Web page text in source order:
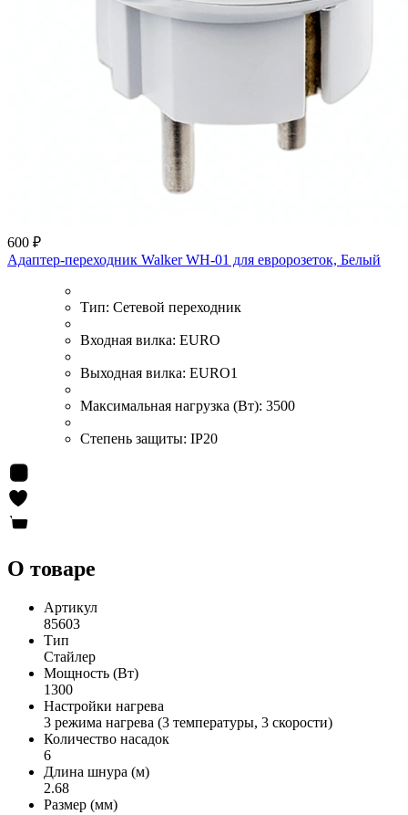
600 ₽
Адаптер-переходник Walker WH-01 для евророзеток, Белый
Тип: Сетевой переходник
Входная вилка: EURO
Выходная вилка: EURO1
Максимальная нагрузка (Вт): 3500
Степень защиты: IP20
О товаре
Артикул
85603
Тип
Стайлер
Мощность (Вт)
1300
Настройки нагрева
3 режима нагрева (3 температуры, 3 скорости)
Количество насадок
6
Длина шнура (м)
2.68
Размер (мм)